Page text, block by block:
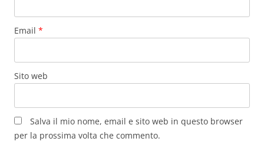
Email *
Sito web
Salva il mio nome, email e sito web in questo browser
per la prossima volta che commento.